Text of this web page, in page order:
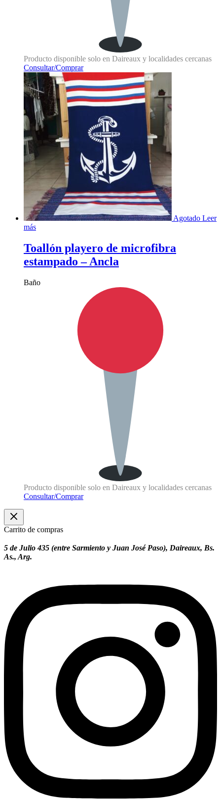
Producto disponible solo en Daireaux y localidades cercanas
Consultar/Comprar
Agotado Leer
más
Toallón playero de microfibra
estampado – Ancla
Baño
Producto disponible solo en Daireaux y localidades cercanas
Consultar/Comprar
Carrito de compras
5 de Julio 435 (entre Sarmiento y Juan José Paso), Daireaux, Bs.
As., Arg.